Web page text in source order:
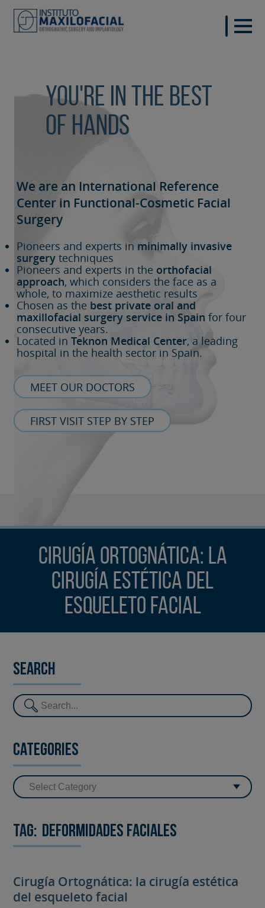
You're in the best
of hands
We are an International Reference
Center in Functional-Cosmetic Facial
Surgery
Pioneers and experts in minimally invasive
surgery techniques
Pioneers and experts in the orthofacial
approach, which considers the face as a
whole, to maximize aesthetic results
Chosen as the best private oral and
maxillofacial surgery service in Spain for four
consecutive years.
Located in Teknon Medical Center, a leading
hospital in the health sector in Spain.
MEET OUR DOCTORS
FIRST VISIT STEP BY STEP
Cirugía Ortognática: la
cirugía estética del
esqueleto facial
Search
Categories
Tag: deformidades faciales
Cirugía Ortognática: la cirugía estética
del esqueleto facial